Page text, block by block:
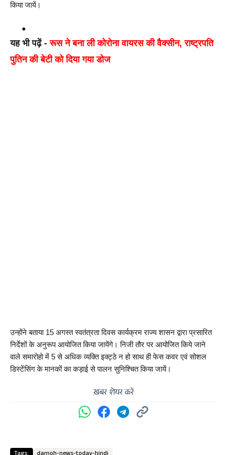
किया जायें।
यह भी पढ़ें - रूस ने बना ली कोरोना वायरस की वैक्सीन, राष्ट्रपति
पुतिन की बेटी को दिया गया डोज
उन्होंने बताया 15 अगस्त स्वतंत्रता दिवस कार्यक्रम राज्य शासन द्वारा प्रसारित
निर्देशों के अनुरूप आयोजित किया जायेंगे। निजी तौर पर आयोजित किये जाने
वाले समारोहो में 5 से अधिक व्यक्ति इक्ट्ठे न हो साथ ही फेस कवर एवं सोशल
डिस्टेंसिंग के मानकों का कड़ाई से पालन सुनिश्चित किया जायें।
ख़बर शेयर करें